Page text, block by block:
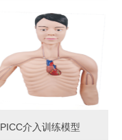
PICC介入训练模型